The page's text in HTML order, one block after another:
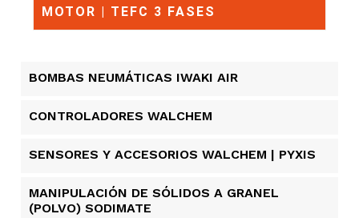
MOTOR | TEFC 3 FASES
BOMBAS NEUMÁTICAS IWAKI AIR
CONTROLADORES WALCHEM
SENSORES Y ACCESORIOS WALCHEM | PYXIS
MANIPULACIÓN DE SÓLIDOS A GRANEL
(POLVO) SODIMATE